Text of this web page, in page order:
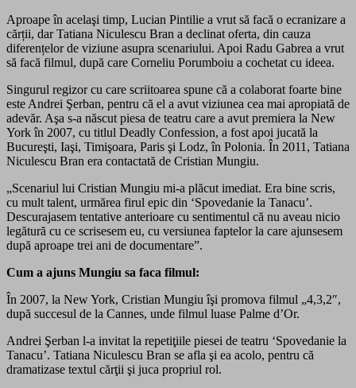
Aproape în acelaşi timp, Lucian Pintilie a vrut să facă o ecranizare a
cărții, dar Tatiana Niculescu Bran a declinat oferta, din cauza
diferențelor de viziune asupra scenariului. Apoi Radu Gabrea a vrut
să facă filmul, după care Corneliu Porumboiu a cochetat cu ideea.
Singurul regizor cu care scriitoarea spune că a colaborat foarte bine
este Andrei Şerban, pentru că el a avut viziunea cea mai apropiată de
adevăr. Aşa s-a născut piesa de teatru care a avut premiera la New
York în 2007, cu titlul Deadly Confession, a fost apoi jucată la
Bucureşti, Iaşi, Timişoara, Paris şi Lodz, în Polonia. În 2011, Tatiana
Niculescu Bran era contactată de Cristian Mungiu.
„Scenariul lui Cristian Mungiu mi-a plăcut imediat. Era bine scris,
cu mult talent, urmărea firul epic din ‘Spovedanie la Tanacu’.
Descurajasem tentative anterioare cu sentimentul că nu aveau nicio
legătură cu ce scrisesem eu, cu versiunea faptelor la care ajunsesem
după aproape trei ani de documentare”.
Cum a ajuns Mungiu sa faca filmul:
În 2007, la New York, Cristian Mungiu îşi promova filmul „4,3,2″,
după succesul de la Cannes, unde filmul luase Palme d’Or.
Andrei Şerban l-a invitat la repetiţiile piesei de teatru ‘Spovedanie la
Tanacu’. Tatiana Niculescu Bran se afla şi ea acolo, pentru că
dramatizase textul cărţii şi juca propriul rol.